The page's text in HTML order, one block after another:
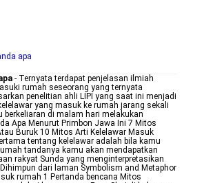
apa
- Ternyata terdapat penjelasan ilmiah
rumah seseorang yang ternyata
penelitian ahli LIPI yang saat ini menjadi
yang masuk ke rumah jarang sekali
di malam hari melakukan
Apa Menurut Primbon Jawa Ini 7 Mitos
Buruk 10 Mitos Arti Kelelawar Masuk
tentang kelelawar adalah bila kamu
tandanya kamu akan mendapatkan
rakyat Sunda yang menginterpretasikan
dari laman Symbolism and Metaphor
rumah 1 Pertanda bencana Mitos